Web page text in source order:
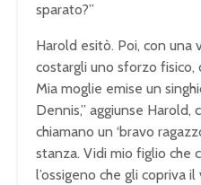
sparato?”
Harold esitò. Poi, con una
costargli uno sforzo fisico,
Mia moglie emise un
Dennis,” aggiunse Harold,
chiamano un ‘bravo
stanza. Vidi mio figlio che
l’ossigeno che gli copriva